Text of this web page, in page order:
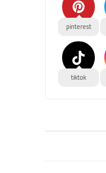
pinterest
tiktok